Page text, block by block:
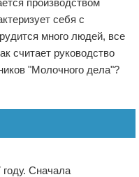
производством
себя с
много людей, все
считает руководство
"Молочного дела"?
Сначала